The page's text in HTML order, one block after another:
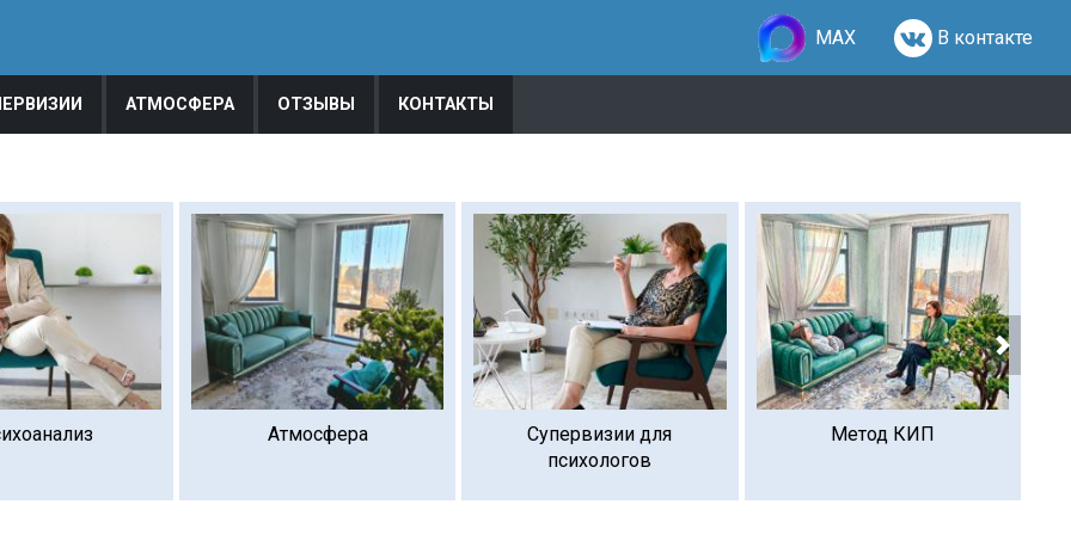
MAX В контакте
АТМОСФЕРА ОТЗЫВЫ КОНТАКТЫ
Атмосфера
Супервизии для
психологов
Метод КИП